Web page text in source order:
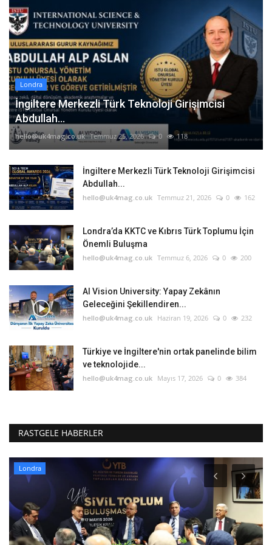
Londra
İngiltere Merkezli Türk Teknoloji Girişimcisi
Abdullah...
hello@uk4mag.co.uk Temmuz 25, 2026 0 118
İngiltere Merkezli Türk Teknoloji Girişimcisi
Abdullah...
hello@uk4mag.co.uk Temmuz 21, 2026 0 162
Londra’da KKTC ve Kıbrıs Türk Toplumu İçin
Önemli Buluşma
hello@uk4mag.co.uk Temmuz 6, 2026 0 200
AI Vision University: Yapay Zekânın
Geleceğini Şekillendiren...
hello@uk4mag.co.uk Haziran 19, 2026 0 232
Türkiye ve İngiltere'nin ortak panelinde bilim
ve teknolojide...
hello@uk4mag.co.uk Mayıs 17, 2026 0 384
RASTGELE HABERLER
Londra